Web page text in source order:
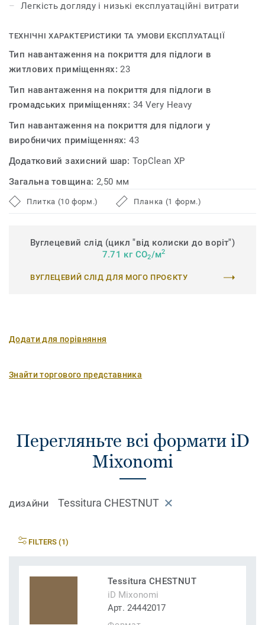
Легкість догляду і низькі експлуатаційні витрати
ТЕХНІЧНІ ХАРАКТЕРИСТИКИ ТА УМОВИ ЕКСПЛУАТАЦІЇ
Тип навантаження на покриття для підлоги в
житлових приміщеннях:23
Тип навантаження на покриття для підлоги в
громадських приміщеннях: 34 Very Heavy
Тип навантаження на покриття для підлоги у
виробничих приміщеннях:43
Додатковий захисний шар: TopClean XP
Загальна товщина: 2,50 мм
Плитка (10 форм.) Планка (1 форм.)
Вуглецевий слід (цикл "від колиски до воріт")
7.71 кг CO2/м2
ВУГЛЕЦЕВИЙ СЛІД ДЛЯ МОГО ПРОЄКТУ
Додати для порівняння
Знайти торгового представника
Перегляньте всі формати iD
Mixonomi
ДИЗАЙНИ Tessitura CHESTNUT
FILTERS (1)
Tessitura CHESTNUT
iD Mixonomi
Арт. 24442017